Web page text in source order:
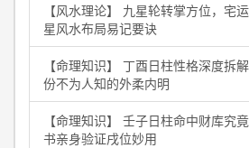
【风水理论】 九星轮转掌方位，宅
星风水布局易记要诀
【命理知识】 丁酉日柱性格深度拆
份不为人知的外柔内明
【命理知识】 壬子日柱命中财库究
书亲身验证戌位妙用